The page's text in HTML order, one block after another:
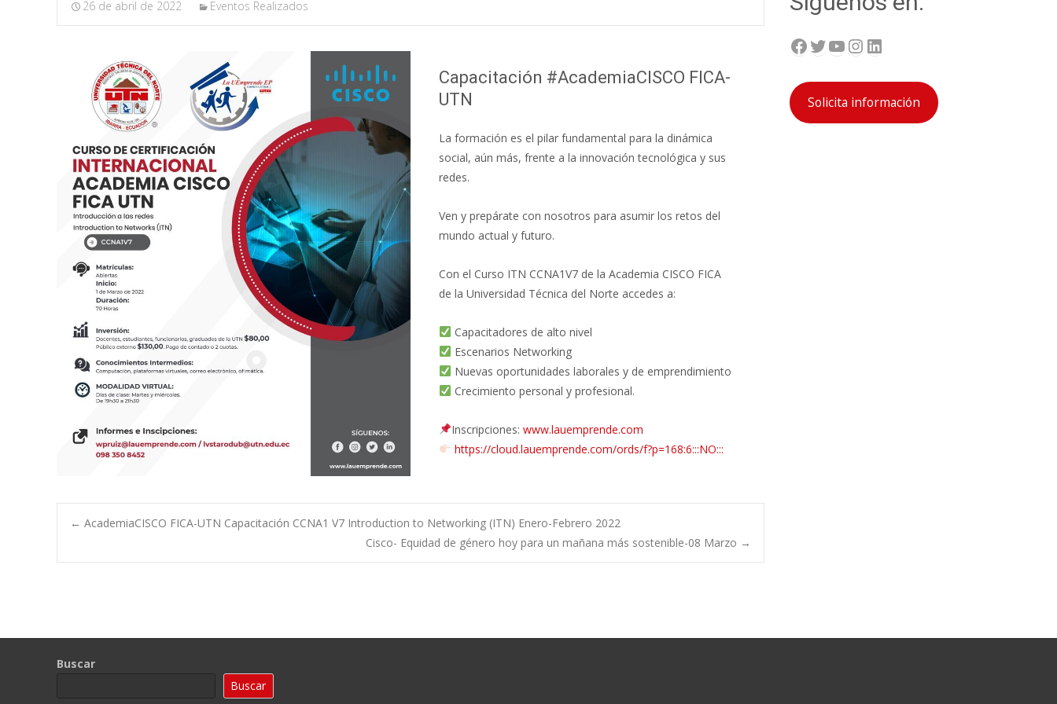
26 de abril de 2022 Eventos Realizados
Capacitación #AcademiaCISCO FICA-
UTN
La formación es el pilar fundamental para la dinámica
social, aún más, frente a la innovación tecnológica y sus
redes.
Ven y prepárate con nosotros para asumir los retos del
mundo actual y futuro.
Con el Curso ITN CCNA1V7 de la Academia CISCO FICA
de la Universidad Técnica del Norte accedes a:
Capacitadores de alto nivel
Escenarios Networking
Nuevas oportunidades laborales y de emprendimiento
Crecimiento personal y profesional.
Inscripciones: www.lauemprende.com
https://cloud.lauemprende.com/ords/f?p=168:6:::NO:::
Navegación
entradas
← AcademiaCISCO FICA-UTN Capacitación CCNA1 V7 Introduction to Networking (ITN) Enero-Febrero 2022
Cisco- Equidad de género hoy para un mañana más sostenible-08 Marzo →
Facebook Twitter YouTube InstagramLinkedIn
Solicita información
Buscar
Buscar